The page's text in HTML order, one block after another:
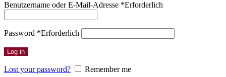
Benutzername oder E-Mail-Adresse *Erforderlich
Password *Erforderlich
Log in
Lost your password? Remember me